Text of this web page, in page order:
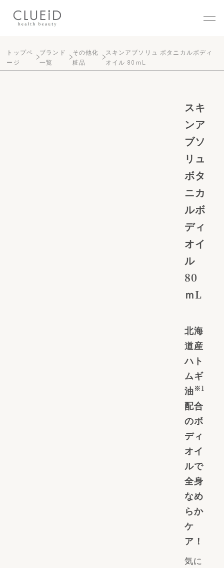
トップペ
ージ
ブランド
一覧
その他化
粧品
スキンアブソリュ ボタニカルボディ
オイル 80ｍL
スキ
ンア
ブソ
リュ
ボタ
ニカ
ルボ
ディ
オイ
ル
80
ｍL
北海
道産
ハト
ムギ
油※1
配合
のボ
ディ
オイ
ルで
全身
なめ
らか
ケ
ア！
気に